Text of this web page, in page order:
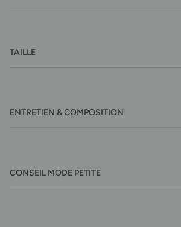
TAILLE
ENTRETIEN & COMPOSITION
CONSEIL MODE PETITE